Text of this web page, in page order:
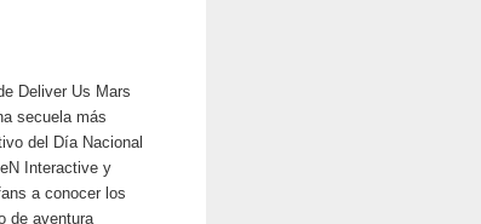
Deliver Us Mars
secuela más
del Día Nacional
Interactive y
a conocer los
de aventura